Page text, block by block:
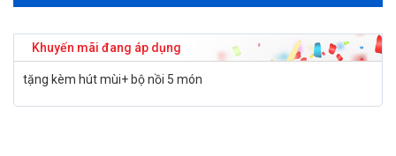
Khuyến mãi đang áp dụng
tặng kèm hút mùi+ bộ nồi 5 món